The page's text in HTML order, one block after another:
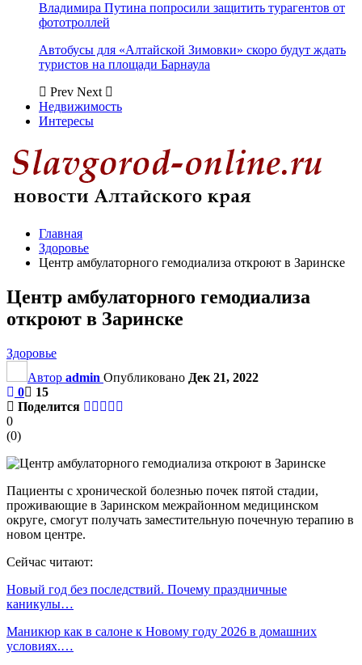
Владимира Путина попросили защитить турагентов от
фототроллей
Автобусы для «Алтайской Зимовки» скоро будут ждать
туристов на площади Барнаула
Prev Next
Недвижимость
Интересы
Главная
Здоровье
Центр амбулаторного гемодиализа откроют в Заринске
Центр амбулаторного гемодиализа
откроют в Заринске
Здоровье
Автор admin Опубликовано Дек 21, 2022
0
15
Поделится
0
(0)
Пациенты с хронической болезнью почек пятой стадии,
проживающие в Заринском межрайонном медицинском
округе, смогут получать заместительную почечную терапию в
новом центре.
Сейчас читают:
Новый год без последствий. Почему праздничные
каникулы…
Маникюр как в салоне к Новому году 2026 в домашних
условиях.…